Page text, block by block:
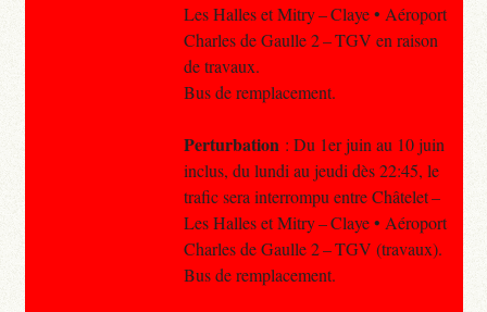
Les Halles et Mitry – Claye • Aéroport
Charles de Gaulle 2 – TGV en raison
de travaux.
Bus de remplacement.
Perturbation : Du 1er juin au 10 juin
inclus, du lundi au jeudi dès 22:45, le
trafic sera interrompu entre Châtelet –
Les Halles et Mitry – Claye • Aéroport
Charles de Gaulle 2 – TGV (travaux).
Bus de remplacement.